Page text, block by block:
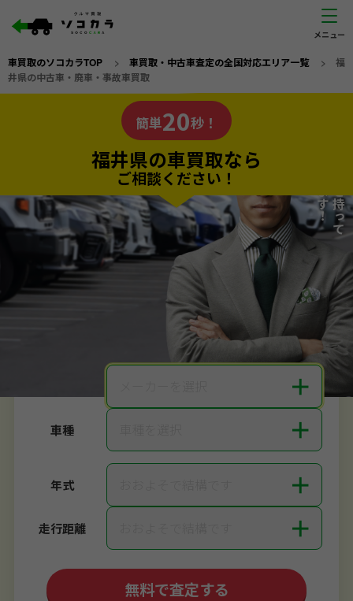
車買取のソコカラTOP > 車買取・中古車査定の全国対応エリア一覧> 福
井県の中古車・廃車・事故車買取
の車買取なら
ソコカラの
電話か出張か、高い方の査定を提案。
私たちが責任を持って
査定いたします！
簡単20秒！
福井県の車買取なら
ご相談ください！
20秒で入力完了！
カンタンWeb査定
ご依頼いただいたお車を丁寧に査定いたします
＋
車種 ＋
年式 ＋
走行距離 ＋
無料で査定する